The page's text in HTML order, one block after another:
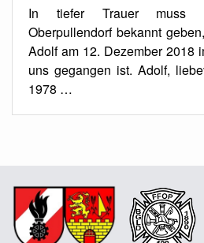
In tiefer Trauer muss
Oberpullendorf bekannt
Adolf am 12. Dezember 2018
uns gegangen ist. Adolf,
1978 …